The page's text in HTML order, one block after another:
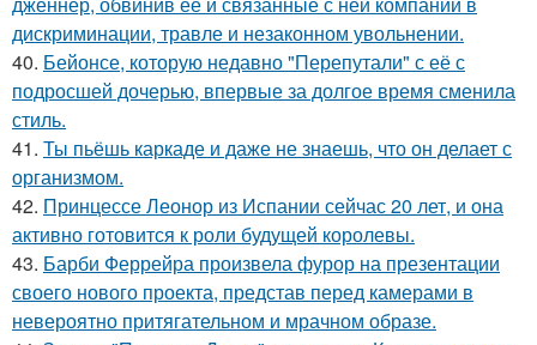
дискриминации, травле и незаконном увольнении.
40. Бейонсе, которую недавно "Перепутали" с её с
подросшей дочерью, впервые за долгое время сменила
стиль.
41. Ты пьёшь каркаде и даже не знаешь, что он делает с
организмом.
42. Принцессе Леонор из Испании сейчас 20 лет, и она
активно готовится к роли будущей королевы.
43. Барби Феррейра произвела фурор на презентации
своего нового проекта, представ перед камерами в
невероятно притягательном и мрачном образе.